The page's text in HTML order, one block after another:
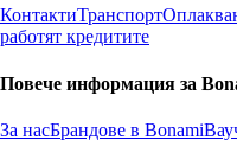
КонтактиТранспорт
работят кредитите
Повече информация за
За насБрандове в Bonami